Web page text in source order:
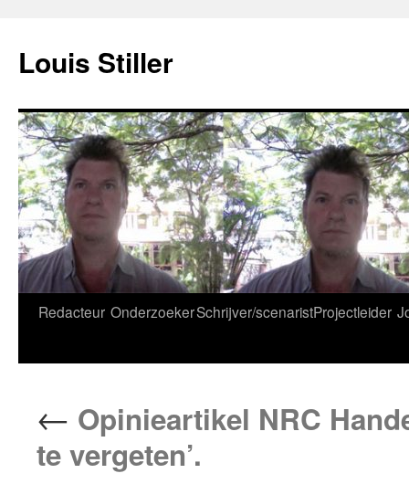
inhoud
Louis Stiller
Redacteur OnderzoekerSchrijver/scenaristProjectleider
← Opinieartikel NRC
te vergeten’.